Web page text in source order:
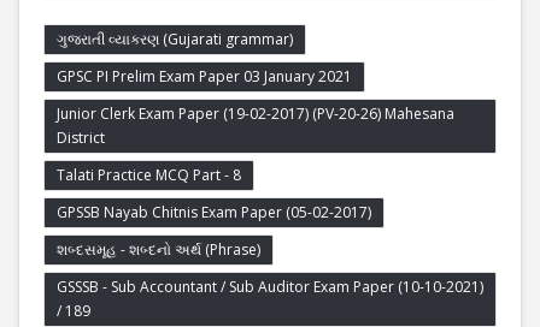
ગુજરાતી વ્યાકરણ (Gujarati grammar)
GPSC PI Prelim Exam Paper 03 January 2021
Junior Clerk Exam Paper (19-02-2017) (PV-20-26) Mahesana
District
Talati Practice MCQ Part - 8
GPSSB Nayab Chitnis Exam Paper (05-02-2017)
શબ્દસમૂહ - શબ્દનો અર્થ (Phrase)
GSSSB - Sub Accountant / Sub Auditor Exam Paper (10-10-2021)
/ 189